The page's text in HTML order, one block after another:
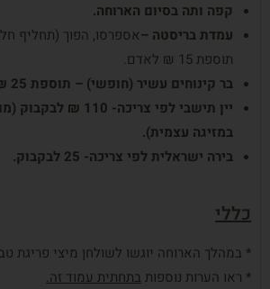
קפה ותה בסיום הארוחה.
עמדת בריסטה –אספרסו, הפוך (תחליף
תוספת 15 ₪ לאדם.
בר קינוחים עשיר (חופשי) – תוספת 25 ₪ לאדם.
יין תישבי לפי צריכה-
במזיגה עצמית).
בירה ישראלית לפי צריכה- 25 לבקבוק.
כללי
* במהלך הארוחה יוגשו לשולחן מיצי פריגת
* ראו הערות נוספותבתחתית עמוד זה.